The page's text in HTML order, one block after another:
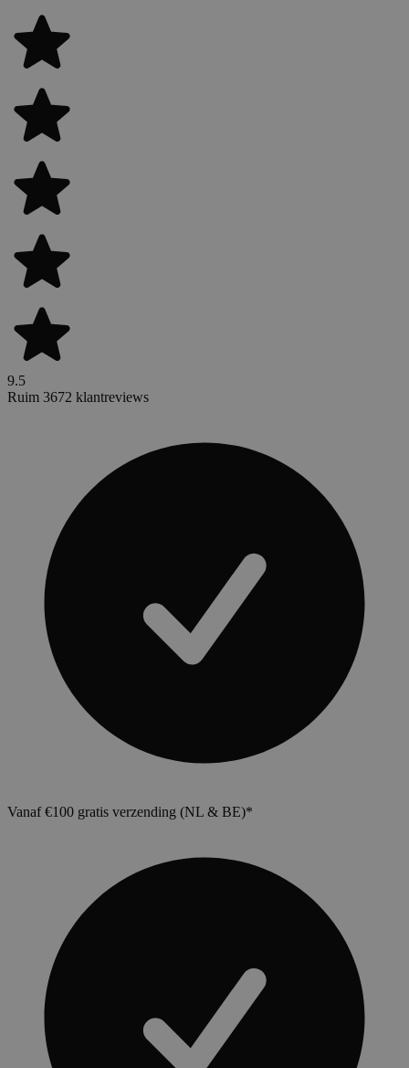
9.5
Ruim 3672 klantreviews
Vanaf €100 gratis verzending (NL & BE)*